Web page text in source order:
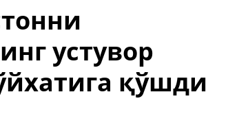
устувор
қўшди